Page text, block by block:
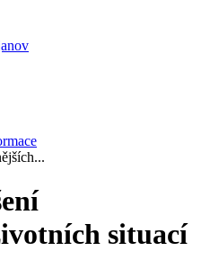
situací